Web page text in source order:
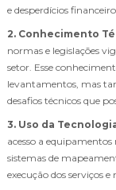
e desperdícios
2. Conhecimento
normas e legislações
setor. Esse
levantamentos, mas
desafios técnicos que
3. Uso da
acesso a
sistemas de
execução dos serviços